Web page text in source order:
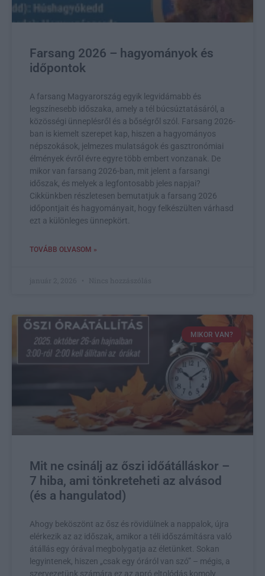
Farsang 2026 – hagyományok és
időpontok
A farsang Magyarország egyik legvidámabb és
legszínesebb időszaka, amely a tél búcsúztatásáról, a
közösségi ünneplésről és a bőségről szól. Farsang 2026-
ban is kiemelt szerepet kap, hiszen a hagyományos
népszokások, jelmezes mulatságok és gasztronómiai
élmények évről évre egyre több embert vonzanak. De
mikor van farsang 2026-ban, mit jelent a farsangi
időszak, és melyek a legfontosabb jeles napjai?
Cikkünkben részletesen bemutatjuk a farsang 2026
időpontjait és hagyományait, hogy felkészülten várhasd
ezt a különleges ünnepkört.
TOVÁBB OLVASOM »
MIKOR VAN?
Mit ne csinálj az őszi időátálláskor –
7 hiba, ami tönkreteheti az alvásod
(és a hangulatod)
Ahogy beköszönt az ősz és rövidülnek a nappalok, újra
elérkezik az az időszak, amikor a téli időszámításra való
átállás egy órával megbolygatja az életünket. Sokan
legyintenek, hiszen „csak egy óráról van szó” – mégis, a
szervezetünk számára ez az apró eltolódás komoly